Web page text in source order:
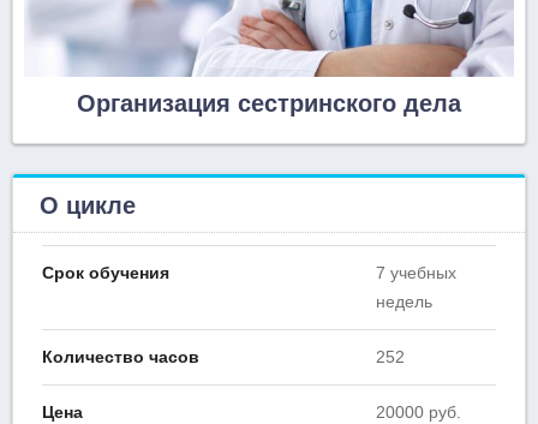
Организация сестринского дела
О цикле
Срок обучения
7 учебных
недель
Количество часов 252
Цена 20000 руб.